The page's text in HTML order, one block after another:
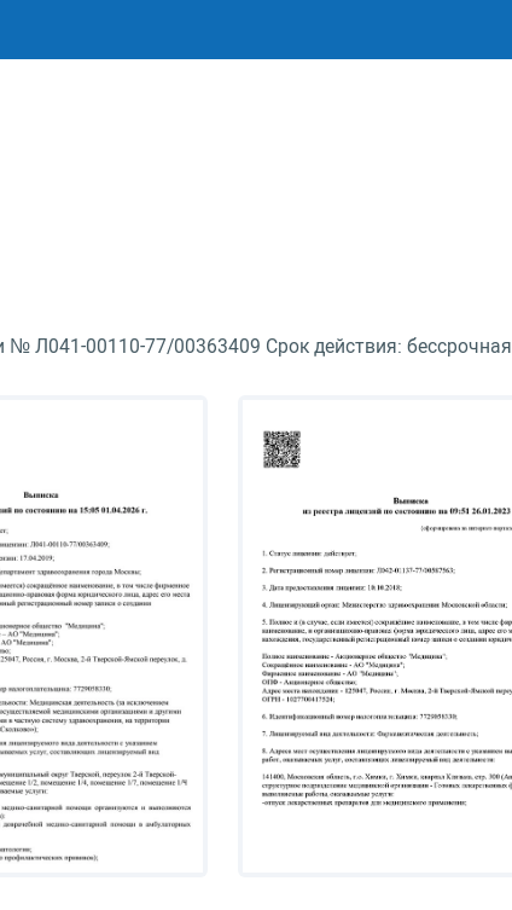
№ Л041-00110-77/00363409 Срок действия: бессрочная